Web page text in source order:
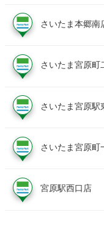
さいたま本郷南
さいたま宮原町
さいたま宮原駅
さいたま宮原町
宮原駅西口店